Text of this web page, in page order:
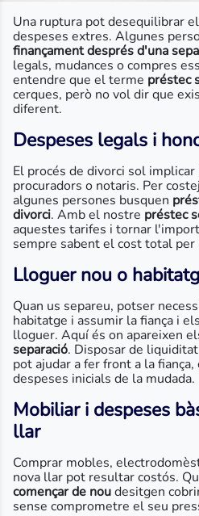
Una ruptura pot desequilibrar
despeses extres. Algunes
finançament després d'una
legals, mudances o compres
entendre que el terme préstec
cerques, però no vol dir que
diferent.
Despeses legals i
El procés de divorci sol
procuradors o notaris. Per
algunes persones busquen
divorci. Amb el nostre préstec
aquestes tarifes i tornar
sempre sabent el cost total per
Lloguer nou o
Quan us separeu, potser
habitatge i assumir la fiança i
lloguer. Aquí és on apareixen
separació. Disposar de
pot ajudar a fer front a la
despeses inicials de la mudada.
Mobiliar i despeses
llar
Comprar mobles,
nova llar pot resultar costós.
començar de noudesitgen
sense comprometre el seu